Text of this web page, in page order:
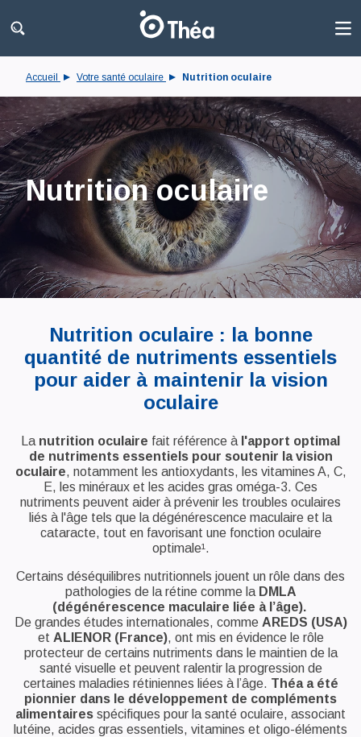
Accueil Votre santé oculaire Nutrition oculaire
Nutrition oculaire
Nutrition oculaire : la bonne
quantité de nutriments essentiels
pour aider à maintenir la vision
oculaire
La nutrition oculaire fait référence à l'apport optimal
de nutriments essentiels pour soutenir la vision
oculaire, notamment les antioxydants, les vitamines A, C,
E, les minéraux et les acides gras oméga-3. Ces
nutriments peuvent aider à prévenir les troubles oculaires
liés à l'âge tels que la dégénérescence maculaire et la
cataracte, tout en favorisant une fonction oculaire
optimale¹.
Certains déséquilibres nutritionnels jouent un rôle dans des
pathologies de la rétine comme la DMLA
(dégénérescence maculaire liée à l’âge).
De grandes études internationales, comme AREDS (USA)
et ALIENOR (France), ont mis en évidence le rôle
protecteur de certains nutriments dans le maintien de la
santé visuelle et peuvent ralentir la progression de
certaines maladies rétiniennes liées à l’âge. Théa a été
pionnier dans le développement de compléments
alimentaires spécifiques pour la santé oculaire, associant
lutéine, acides gras essentiels, vitamines et oligo-éléments